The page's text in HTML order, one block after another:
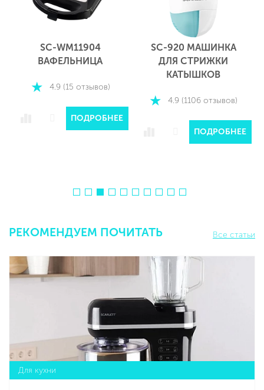
SC-920 МАШИНКА
ДЛЯ СТРИЖКИ
ПОДРОБНЕЕ
SC-EK27G103
ЭЛЕКТРИЧЕСКИЙ
ЧАЙНИК
4.9 (269 отзывов)
ПОДРОБНЕЕ
РЕКОМЕНДУЕМ ПОЧИТАТЬ Все статьи
Для кухни